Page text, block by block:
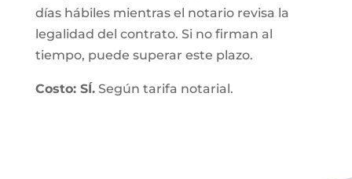
días hábiles mientras el notario revisa la
legalidad del contrato. Si no firman al
tiempo, puede superar este plazo.
Costo: SÍ.Según tarifa notarial.